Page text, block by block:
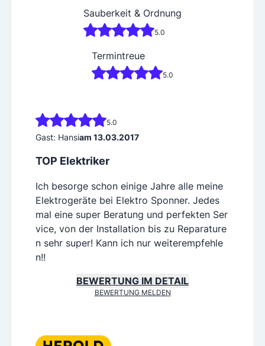
Sauberkeit & Ordnung
5.0
Termintreue
5.0
5.0
Gast: Hansiam 13.03.2017
TOP Elektriker
Ich besorge schon einige Jahre alle meine
Elektrogeräte bei Elektro Sponner. Jedes
mal eine super Beratung und perfekten Ser
vice, von der Installation bis zu Reparature
n sehr super! Kann ich nur weiterempfehle
n!!
BEWERTUNG IM DETAIL
BEWERTUNG MELDEN